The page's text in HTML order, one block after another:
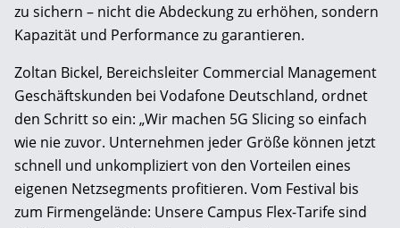
zu sichern – nicht die Abdeckung zu erhöhen, sondern
Kapazität und Performance zu garantieren.
Zoltan Bickel, Bereichsleiter Commercial Management
Geschäftskunden bei Vodafone Deutschland, ordnet
den Schritt so ein: „Wir machen 5G Slicing so einfach
wie nie zuvor. Unternehmen jeder Größe können jetzt
schnell und unkompliziert von den Vorteilen eines
eigenen Netzsegments profitieren. Vom Festival bis
zum Firmengelände: Unsere Campus Flex-Tarife sind